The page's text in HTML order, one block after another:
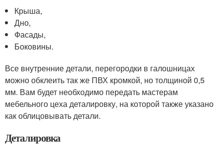
Крыша,
Дно,
Фасады,
Боковины.
Все внутренние детали, перегородки в галошницах
можно обклеить так же ПВХ кромкой, но толщиной 0,5
мм. Вам будет необходимо передать мастерам
мебельного цеха деталировку, на которой также указано
как облицовывать детали.
Деталировка